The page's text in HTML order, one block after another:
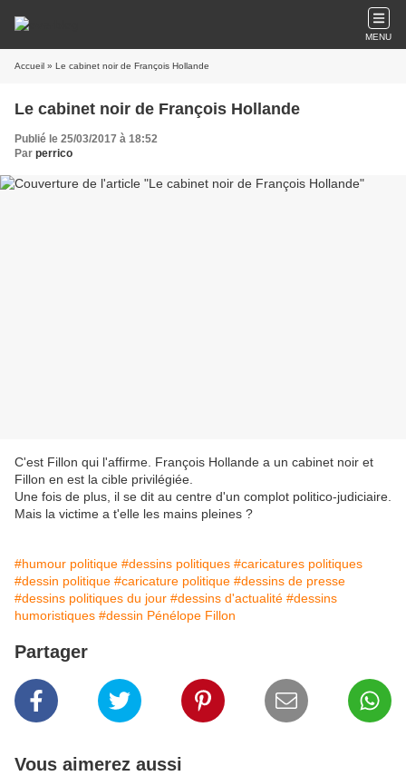
MENU
Accueil » Le cabinet noir de François Hollande
Le cabinet noir de François Hollande
Publié le 25/03/2017 à 18:52
Par perrico
C'est Fillon qui l'affirme. François Hollande a un cabinet noir et
Fillon en est la cible privilégiée.
Une fois de plus, il se dit au centre d'un complot politico-judiciaire.
Mais la victime a t'elle les mains pleines ?
#humour politique #dessins politiques #caricatures politiques
#dessin politique #caricature politique #dessins de presse
#dessins politiques du jour #dessins d'actualité #dessins
humoristiques #dessin Pénélope Fillon
Partager
Vous aimerez aussi